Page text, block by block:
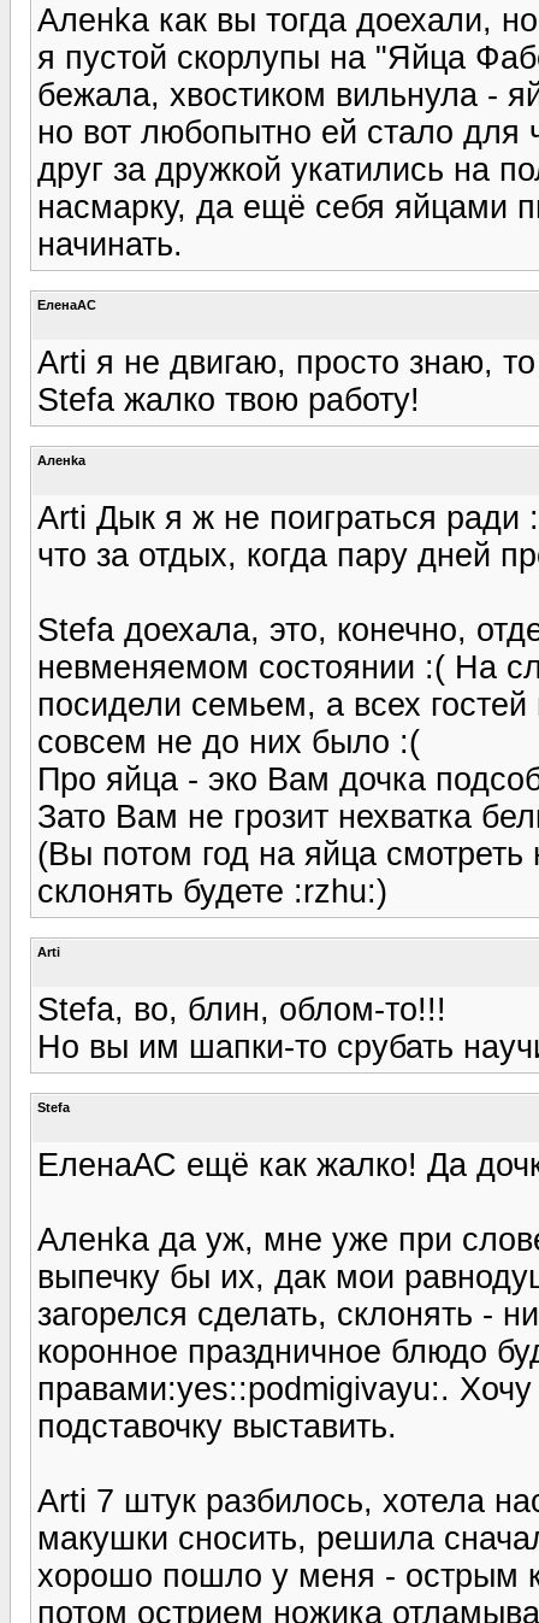
Аленka как вы тогда доехали,
я пустой скорлупы на "Яйца
бежала, хвостиком вильнула -
но вот любопытно ей стало для
друг за дружкой укатились на
насмарку, да ещё себя яйцами
начинать.
ЕленаАС
Arti я не двигаю, просто знаю,
Stefa жалко твою работу!
Аленka
Arti Дык я ж не поиграться
что за отдых, когда пару дней
Stefa доехала, это, конечно,
невменяемом состоянии :( На
посидели семьем, а всех
совсем не до них было :(
Про яйца - эко Вам дочка
Зато Вам не грозит нехватка
(Вы потом год на яйца
склонять будете :rzhu:)
Arti
Stefa, во, блин, облом-то!!!
Но вы им шапки-то срубать
Stefa
ЕленаАС ещё как жалко! Да
Аленka да уж, мне уже при
выпечку бы их, дак мои
загорелся сделать, склонять -
коронное праздничное блюдо
правами:yes::podmigivayu:.
подставочку выставить.
Arti 7 штук разбилось, хотела
макушки сносить, решила
хорошо пошло у меня - острым
потом острием ножика